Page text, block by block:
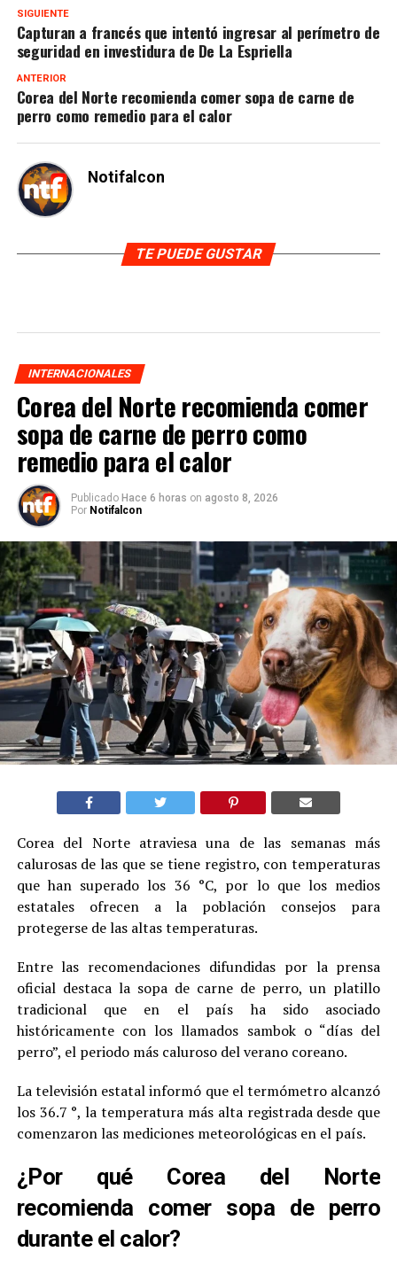
SIGUIENTE
Capturan a francés que intentó ingresar al perímetro de
seguridad en investidura de De La Espriella
ANTERIOR
Corea del Norte recomienda comer sopa de carne de
perro como remedio para el calor
Notifalcon
TE PUEDE GUSTAR
INTERNACIONALES
Corea del Norte recomienda comer
sopa de carne de perro como
remedio para el calor
Publicado Hace 6 horas on agosto 8, 2026
Por Notifalcon
Corea del Norte atraviesa una de las semanas más
calurosas de las que se tiene registro, con temperaturas
que han superado los 36 °C, por lo que los medios
estatales ofrecen a la población consejos para
protegerse de las altas temperaturas.
Entre las recomendaciones difundidas por la prensa
oficial destaca la sopa de carne de perro, un platillo
tradicional que en el país ha sido asociado
históricamente con los llamados sambok o “días del
perro”, el periodo más caluroso del verano coreano.
La televisión estatal informó que el termómetro alcanzó
los 36.7 °, la temperatura más alta registrada desde que
comenzaron las mediciones meteorológicas en el país.
¿Por qué Corea del Norte
recomienda comer sopa de perro
durante el calor?